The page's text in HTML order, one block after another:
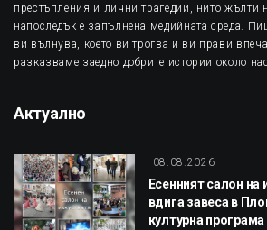
престъпления и лични трагедии, нито жълти
напоследък е запълнена медийната среда.
ви вълнува, което ви трогва и ви прави
разказваме заедно добрите истории около
Актуално
08.08.2026
Есенният салон на
вдига завеса в
културна програма